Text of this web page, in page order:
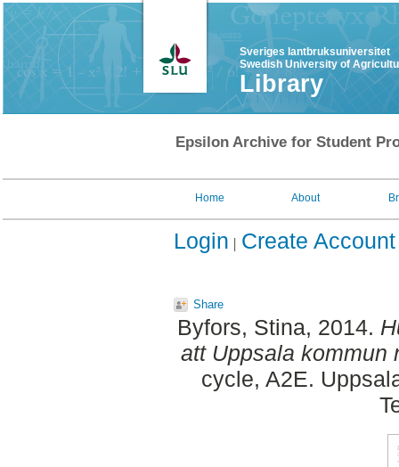
Sveriges lantbruksuniversitet
Swedish University of
Library
Epsilon Archive for Student
Home About
Login Create Account
Share
Byfors, Stina, 2014.
att Uppsala kommun
cycle, A2E.